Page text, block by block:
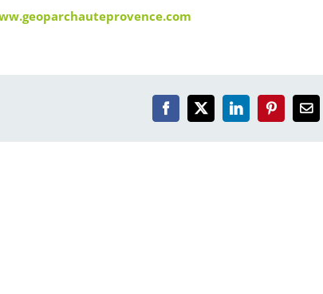
Facebook
X LinkedInPinterest